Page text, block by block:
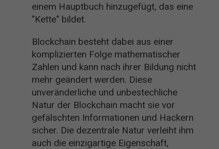
einem Hauptbuch hinzugefügt, das eine
"Kette" bildet.
Blockchain besteht dabei aus einer
komplizierten Folge mathematischer
Zahlen und kann nach ihrer Bildung nicht
mehr geändert werden. Diese
unveränderliche und unbestechliche
Natur der Blockchain macht sie vor
gefälschten Informationen und Hackern
sicher. Die dezentrale Natur verleiht ihm
auch die einzigartige Eigenschaft,